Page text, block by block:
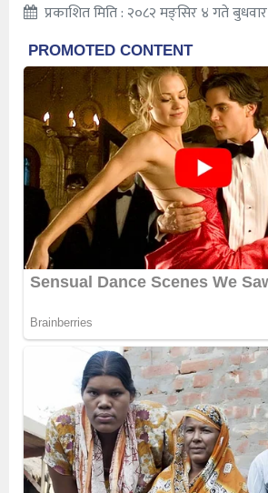
प्रकाशित मिति : २०८२ मङ्सिर ४ गते बुधवार